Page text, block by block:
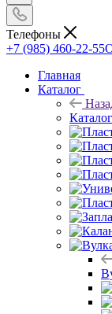
Телефоны
+7 (985) 460-22-55
Главная
Каталог
Каталог